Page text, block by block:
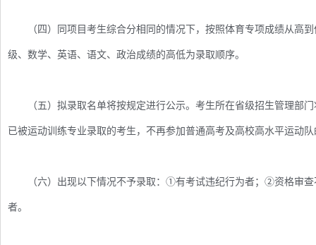
（四）同项目考生综合分相同的情况下，按照体育专项成绩从高到
级、数学、英语、语文、政治成绩的高低为录取顺序。
（五）拟录取名单将按规定进行公示。考生所在省级招生管理部门
已被运动训练专业录取的考生，不再参加普通高考及高校高水平运动
（六）出现以下情况不予录取：①有考试违纪行为者；②资格审查
者。